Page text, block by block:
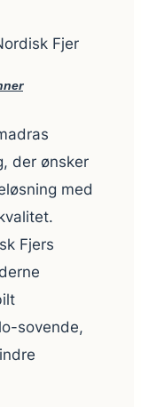
Fjer
der ønsker
med
Fjers
sovende,